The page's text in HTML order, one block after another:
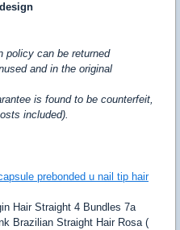
policy can be returned
and in the original
is found to be counterfeit,
included).
prebonded u nail tip hair
Hair Straight 4 Bundles 7a
Brazilian Straight Hair Rosa (